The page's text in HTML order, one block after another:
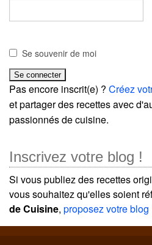
Se souvenir de moi
Pas encore inscrit(e) ? Créez
et partager des recettes avec
passionnés de cuisine.
Inscrivez votre blog !
Si vous publiez des recettes
vous souhaitez qu'elles soient
de Cuisine, proposez votre blog